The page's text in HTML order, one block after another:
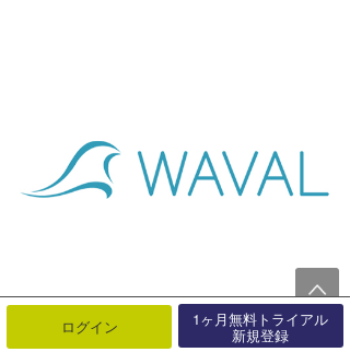
ログイン 1ヶ月無料トライアル
新規登録